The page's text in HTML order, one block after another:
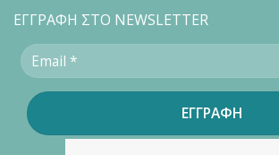
ΕΓΓΡΑΦΗ ΣΤΟ NEWSLETTER